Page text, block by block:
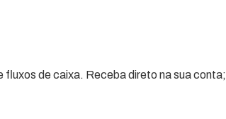
de caixa. Receba direto na sua conta;